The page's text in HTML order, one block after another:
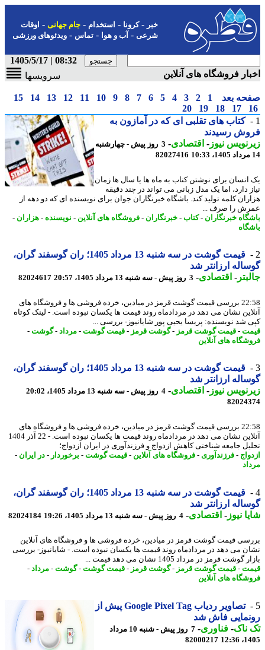
-کرونا-استخدام- جام جهانی-اوقات
شرعی-آب و هوا-تماس-ویدئوهای ورزشی
08:32 | 1405/5/17
فروشگاه های آنلاین
سرویسها
بعد 1
2
3
4
5
6
7
8
9
10
11
12
13
14
15
17
18
19
20
کتاب های تقلبی ای که در آمازون به
رسیدند
نیوز-اقتصادی- 3 روز پیش - چهارشنبه
82027416
برای نوشتن کتاب به ماه ها یا سال ها زمان
دارد، اما یک مدل زبانی می تواند در چند دقیقه
کلمه تولید کند. باشگاه خبرنگاران جوان برای نویسنده ای که دو دهه از
را صرف ...
خبرنگاران- کتاب-خبرنگاران- فروشگاه های آنلاین-نویسنده-هزاران -
قیمت گوشت در سه شنبه 13 مرداد 1405؛ ران گوسفند گران،
ارزانتر شد
-اقتصادی-3 روز پیش - سه شنبه 13 مرداد 1405، 20:57 82024617
22:58 بررسی قیمت گوشت قرمز در میادین، خرده فروشی ها و فروشگاه های
نشان می دهد در مردادماه روند قیمت ها یکسان نبوده است. - لینک کوتاه
شد نویسنده: پریسا یحیی پور شایانیوز- بررسی ...
-قیمت گوشت قرمز- گوشت قرمز- قیمت گوشت-مرداد-گوشت-
های آنلاین
قیمت گوشت در سه شنبه 13 مرداد 1405؛ ران گوسفند گران،
ارزانتر شد
نیوز-اقتصادی-4 روز پیش - سه شنبه 13 مرداد 1405، 20:02
22:58 بررسی قیمت گوشت قرمز در میادین، خرده فروشی ها و فروشگاه های
آنلاین نشان می دهد در مردادماه روند قیمت ها یکسان نبوده است. - 22 آذر 1404
جامعه شناختی کاهش ازدواج و فرزندآوری در ایران ازدواج؛
-فرزندآوری - فروشگاه های آنلاین-قیمت گوشت-برخوردار-در ایران -
قیمت گوشت در سه شنبه 13 مرداد 1405؛ ران گوسفند گران،
ارزانتر شد
نیوز-اقتصادی-4 روز پیش - سه شنبه 13 مرداد 1405، 19:26 82024184
قیمت گوشت قرمز در میادین، خرده فروشی ها و فروشگاه های آنلاین
می دهد در مردادماه روند قیمت ها یکسان نبوده است. - شایانیوز- بررسی
گوشت قرمز در مرداد 1405 نشان می دهد قیمت ...
-قیمت گوشت قرمز- گوشت قرمز- قیمت گوشت-گوشت-مرداد-
های آنلاین
تصاویر ردیاب Google Pixel Tag پیش از
فاش شد
-فناوری-
7 روز پیش - شنبه 10 مرداد
82000217